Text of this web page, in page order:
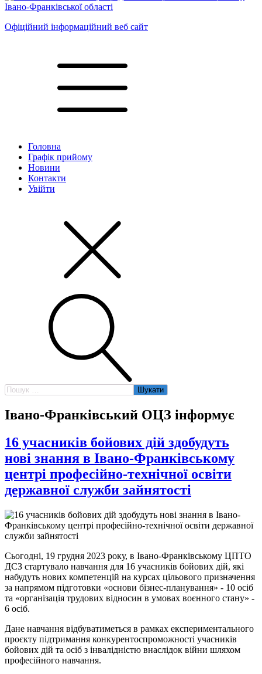
Офіційний інформаційний веб сайт
Головна
Графік прийому
Новини
Контакти
Увійти
Пошук:
Івано-Франківський ОЦЗ інформує
16 учасників бойових дій здобудуть
нові знання в Івано-Франківському
центрі професійно-технічної освіти
державної служби зайнятості
Сьогодні, 19 грудня 2023 року, в Івано-Франківському ЦПТО
ДСЗ стартувало навчання для 16 учасників бойових дій, які
набудуть нових компетенцій на курсах цільового призначення
за напрямом підготовки «основи бізнес-планування» - 10 осіб
та «організація трудових відносин в умовах воєнного стану» -
6 осіб.
Дане навчання відбуватиметься в рамках експериментального
проєкту підтримання конкурентоспроможності учасників
бойових дій та осіб з інвалідністю внаслідок війни шляхом
професійного навчання.